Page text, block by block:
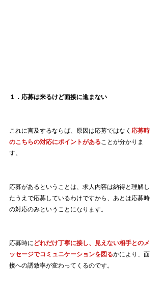
１．応募は来るけど面接に進まない
これに言及するならば、原因は応募ではなく 応募時
のこちらの対応にポイントがあることが分かりま
す。
応募があるということは、求人内容は納得と理解し
たうえで応募しているわけですから、あとは応募時
の対応のみということになります。
応募時に どれだけ丁寧に接し、見えない相手とのメ
ッセージでコミュニケーションを図るかにより、面
接への誘致率が変わってくるのです。